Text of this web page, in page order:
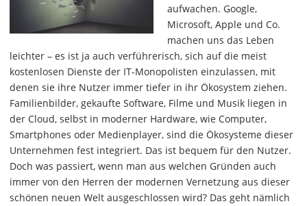
aufwachen. Google,
Microsoft, Apple und Co.
machen uns das Leben
leichter – es ist ja auch verführerisch, sich auf die meist
kostenlosen Dienste der IT-Monopolisten einzulassen, mit
denen sie ihre Nutzer immer tiefer in ihr Ökosystem ziehen.
Familienbilder, gekaufte Software, Filme und Musik liegen in
der Cloud, selbst in moderner Hardware, wie Computer,
Smartphones oder Medienplayer, sind die Ökosysteme dieser
Unternehmen fest integriert. Das ist bequem für den Nutzer.
Doch was passiert, wenn man aus welchen Gründen auch
immer von den Herren der modernen Vernetzung aus dieser
schönen neuen Welt ausgeschlossen wird? Das geht nämlich